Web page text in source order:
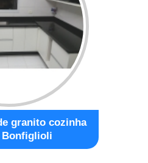
granito cozinha
Bonfiglioli